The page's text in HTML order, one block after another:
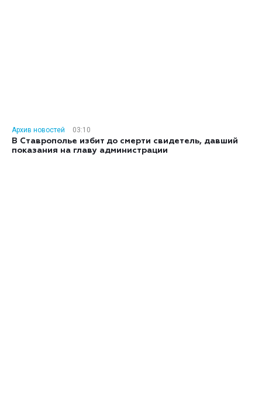
Архив новостей
03:10
В Ставрополье избит до смерти свидетель, давший
показания на главу администрации